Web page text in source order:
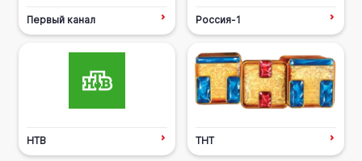
Первый канал Россия-1
НТВ ТНТ